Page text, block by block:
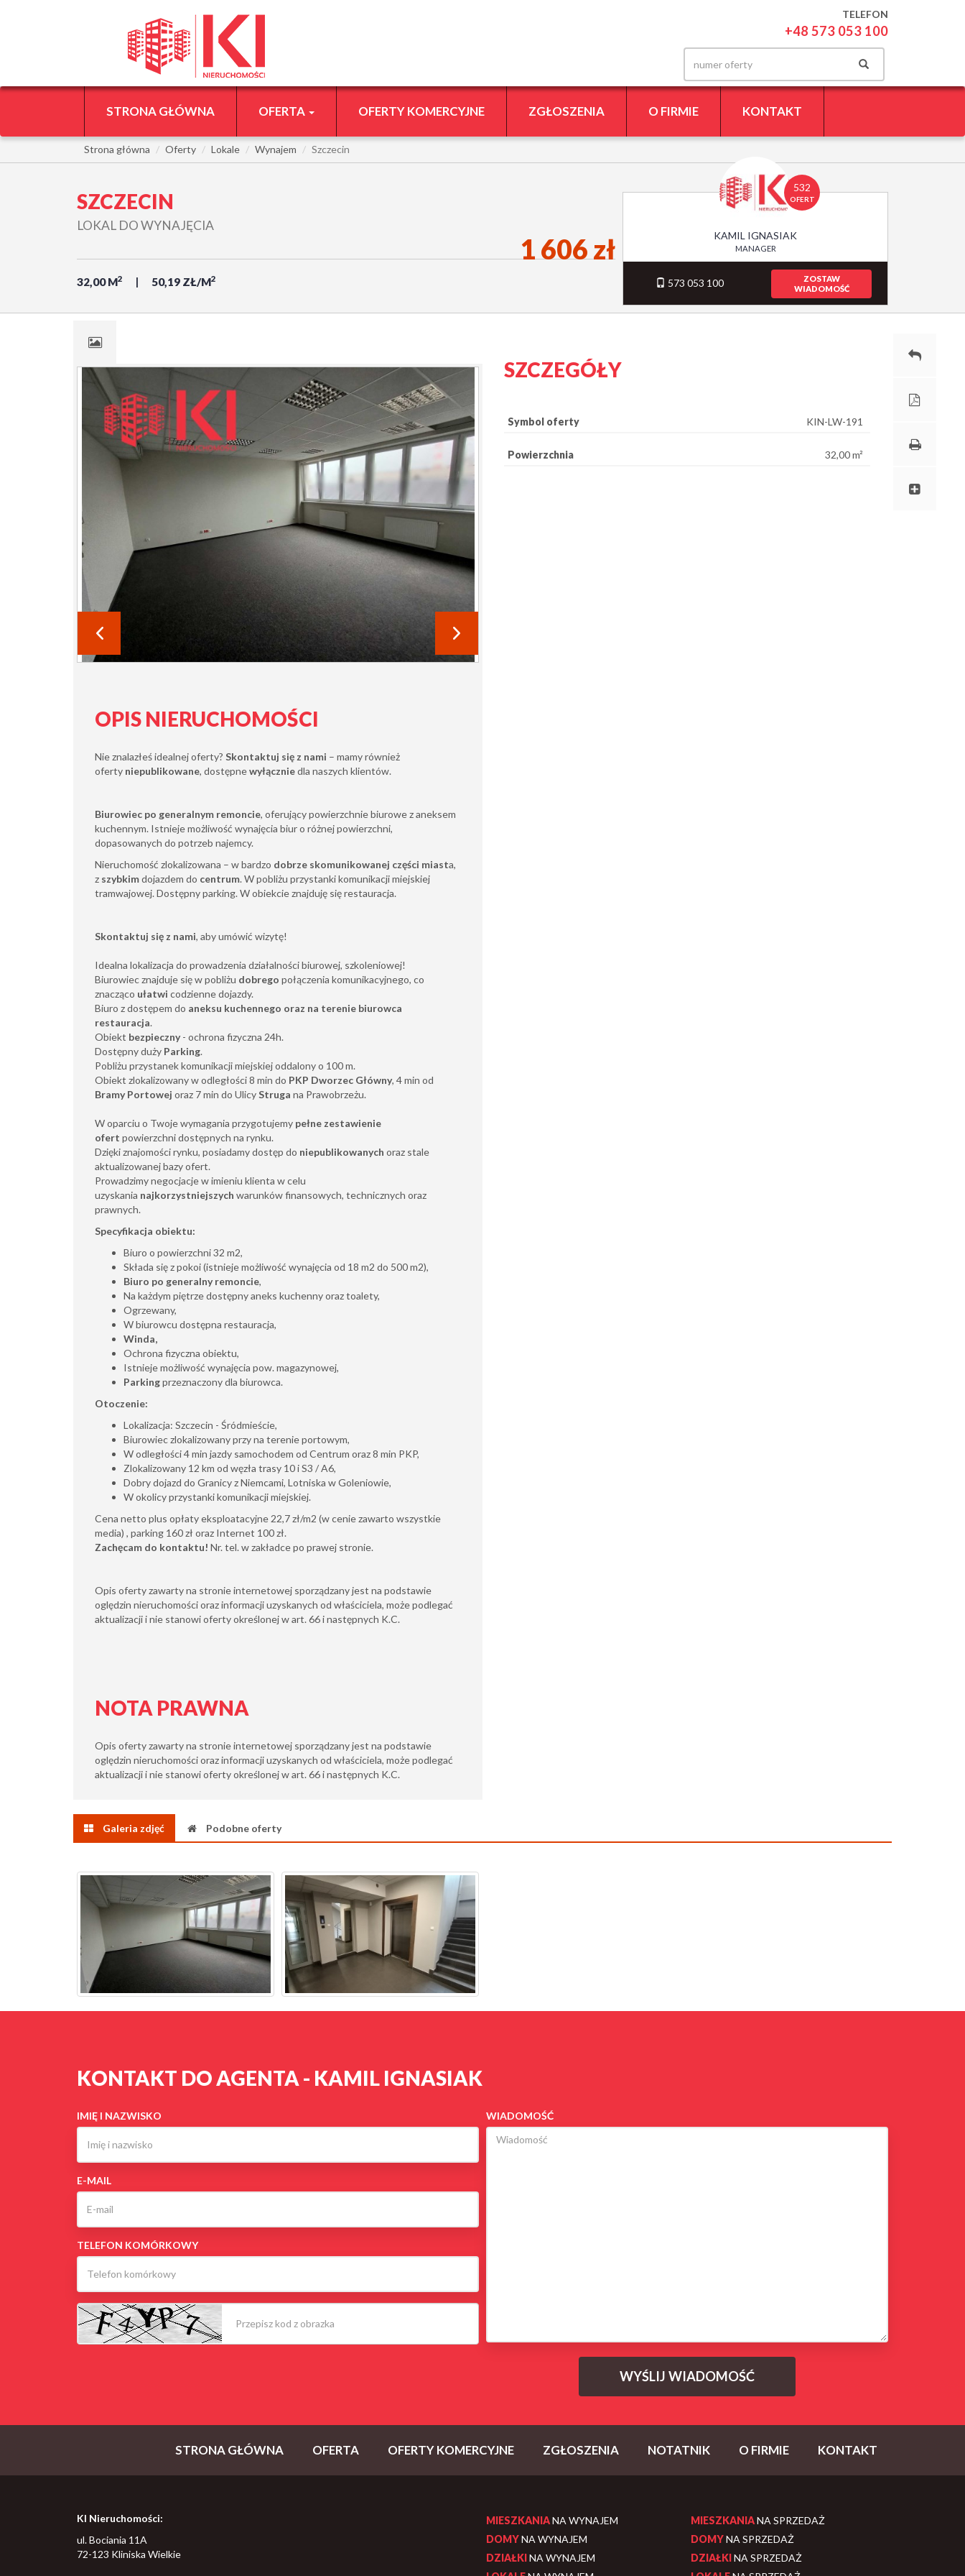
TELEFON
+48 573 053 100
STRONA GŁÓWNA OFERTA OFERTY KOMERCYJNE ZGŁOSZENIA O FIRMIE KONTAKT
Strona główna Oferty Lokale Wynajem Szczecin
SZCZECIN
LOKAL DO WYNAJĘCIA
32,00 M2 50,19 ZŁ/M2
1 606 zł
532
OFERT
KAMIL IGNASIAK
MANAGER
573 053 100
ZOSTAW
WIADOMOŚĆ
OPIS NIERUCHOMOŚCI
Nie znalazłeś idealnej oferty? Skontaktuj się z nami – mamy również
oferty niepublikowane, dostępnewyłączniedla naszych klientów.
Biurowiec po generalnym remoncie, oferujący powierzchnie biurowe z aneksem
kuchennym. Istnieje możliwość wynajęcia biur o różnej powierzchni,
dopasowanych do potrzeb najemcy.
Nieruchomość zlokalizowana – w bardzo dobrze skomunikowanej części miasta,
z szybkimdojazdem do centrum. W pobliżu przystanki komunikacji miejskiej
tramwajowej. Dostępny parking. W obiekcie znajduję się restauracja.
Skontaktuj się z nami, aby umówić wizytę!
Idealna lokalizacja do prowadzenia działalności biurowej, szkoleniowej!
Biurowiec znajduje się w pobliżu dobrego połączenia komunikacyjnego, co
znacząco ułatwi codzienne dojazdy.
Biuro z dostępem do aneksu kuchennego oraz na terenie biurowca
restauracja.
Obiekt bezpieczny- ochrona fizyczna 24h.
Dostępny duży Parking.
Pobliżu przystanek komunikacji miejskiej oddalony o 100 m.
Obiekt zlokalizowany w odległości 8 min do PKP Dworzec Główny, 4 min od
Bramy Portowej oraz 7 min do UlicyStruga na Prawobrzeżu.
W oparciu o Twoje wymagania przygotujemy pełne zestawienie
ofert powierzchni dostępnych na rynku.
Dzięki znajomości rynku, posiadamy dostęp do niepublikowanych oraz stale
aktualizowanej bazy ofert.
Prowadzimy negocjacje w imieniu klienta w celu
uzyskania najkorzystniejszych warunków finansowych, technicznych oraz
prawnych.
Specyfikacja obiektu:
Biuro o powierzchni 32 m2,
Składa się z pokoi (istnieje możliwość wynajęcia od 18 m2 do 500 m2),
Biuro po generalny remoncie,
Na każdym piętrze dostępny aneks kuchenny oraz toalety,
Ogrzewany,
W biurowcu dostępna restauracja,
Winda,
Ochrona fizyczna obiektu,
Istnieje możliwość wynajęcia pow. magazynowej,
Parkingprzeznaczony dla biurowca.
Otoczenie:
Lokalizacja: Szczecin - Śródmieście,
Biurowiec zlokalizowany przy na terenie portowym,
W odległości 4 min jazdy samochodem od Centrum oraz 8 min PKP,
Zlokalizowany 12 km od węzła trasy 10 i S3 / A6,
Dobry dojazd do Granicy z Niemcami, Lotniska w Goleniowie,
W okolicy przystanki komunikacji miejskiej.
Cena netto plus opłaty eksploatacyjne 22,7 zł/m2 (w cenie zawarto wszystkie
media) , parking 160 zł oraz Internet 100 zł.
Zachęcam do kontaktu! Nr. tel. w zakładce po prawej stronie.
Opis oferty zawarty na stronie internetowej sporządzany jest na podstawie
oględzin nieruchomości oraz informacji uzyskanych od właściciela, może podlegać
aktualizacji i nie stanowi oferty określonej w art. 66 i następnych K.C.​​​​
NOTA PRAWNA
Opis oferty zawarty na stronie internetowej sporządzany jest na podstawie
oględzin nieruchomości oraz informacji uzyskanych od właściciela, może podlegać
aktualizacji i nie stanowi oferty określonej w art. 66 i następnych K.C.
SZCZEGÓŁY
Symbol oferty KIN-LW-191
Powierzchnia 32,00 m²
Galeria zdjęć Podobne oferty
KONTAKT DO AGENTA - KAMIL IGNASIAK
IMIĘ I NAZWISKO
E-MAIL
TELEFON KOMÓRKOWY
WIADOMOŚĆ
STRONA GŁÓWNA OFERTA OFERTY KOMERCYJNE ZGŁOSZENIA NOTATNIK O FIRMIE KONTAKT
KI Nieruchomości:
ul. Bociania 11A
72-123 Kliniska Wielkie
MIESZKANIANA WYNAJEM
DOMYNA WYNAJEM
DZIAŁKINA WYNAJEM
MIESZKANIANA SPRZEDAŻ
DOMYNA SPRZEDAŻ
DZIAŁKINA SPRZEDAŻ